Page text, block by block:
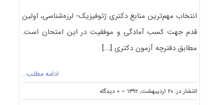
انتخاب مهم‌ترین منابع دکتری ژئوفیزیک- لرزه‌شناسی، اولین
قدم جهت کسب آمادگی و موفقیت در این امتحان است.
مطابق دفترچه آزمون دکتری [...]
ادامه مطلب…
انتشار در: ۲۰ اردیبهشت, ۱۳۹۲ -- ۰ دیدگاه
on
منابع